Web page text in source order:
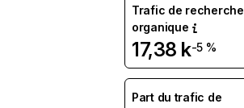
Trafic de recherche
organique
17,38 k-5 %
Part du trafic de